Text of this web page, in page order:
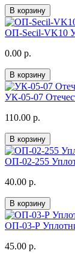
В корзину
ОП-Secil-VK10
0.00 р.
В корзину
УК-05-07
110.00 р.
В корзину
ОП-02-255
40.00 р.
В корзину
ОП-03-Р
45.00 р.